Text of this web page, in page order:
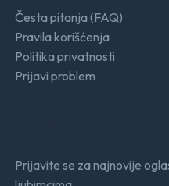
Česta pitanja (FAQ)
Pravila korišćenja
Politika privatnosti
Prijavi problem
Prijavite se za najnovije